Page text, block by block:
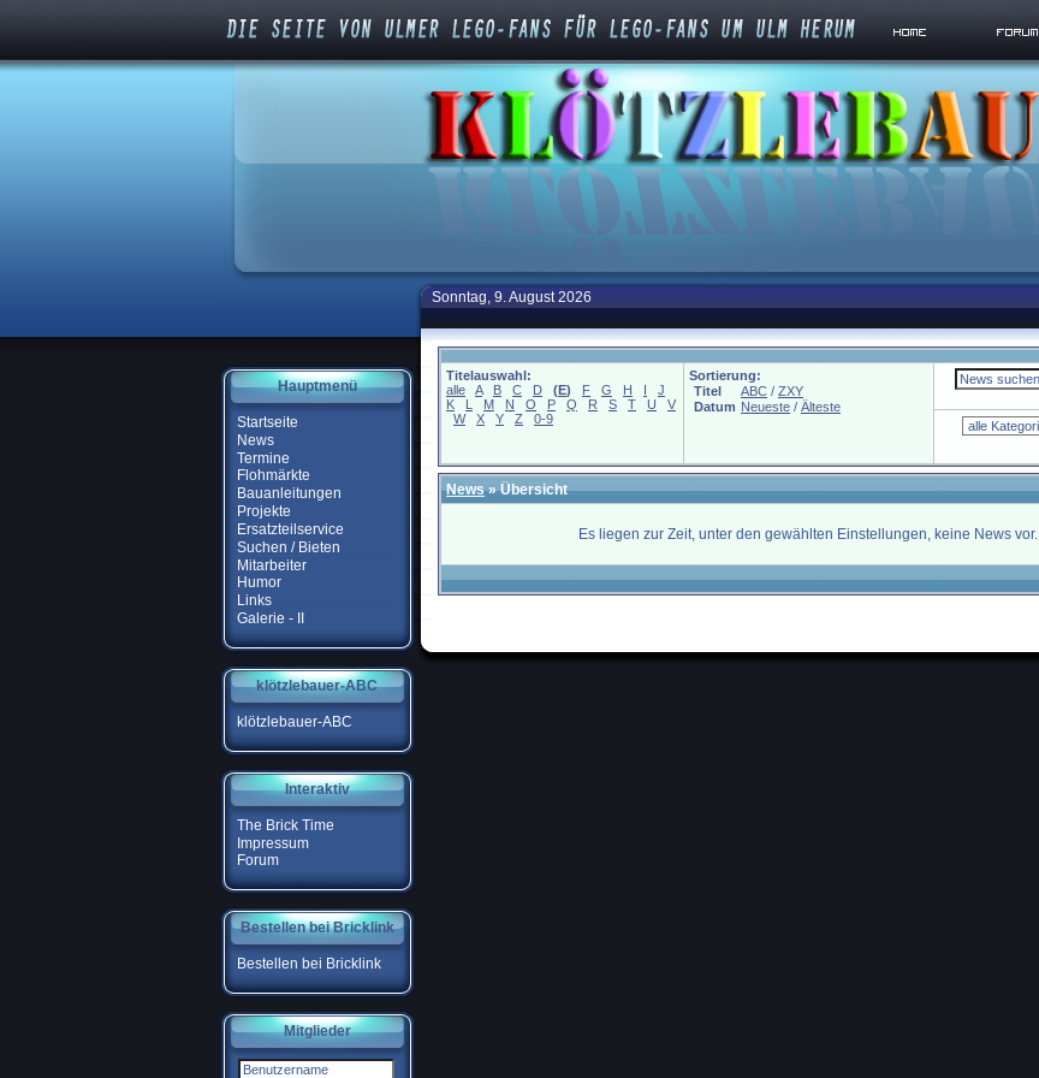
Hauptmenü
Startseite
News
Termine
Flohmärkte
Bauanleitungen
Projekte
Ersatzteilservice
Suchen / Bieten
Mitarbeiter
Humor
Links
Galerie - II
klötzlebauer-ABC
klötzlebauer-ABC
Interaktiv
The Brick Time
Impressum
Forum
Bestellen bei Bricklink
Bestellen bei Bricklink
Mitglieder
Sonntag, 9. August 2026
Titelauswahl:
alle
A B C D (E) F G H I
J
K
L M N O P Q R S T U
V
W
X Y Z 0-9
Sortierung:
Titel
ABC / ZXY
Datum Neueste / Älteste
News» Übersicht
Es liegen zur Zeit, unter den gewählten Einstellungen, keine News vor.